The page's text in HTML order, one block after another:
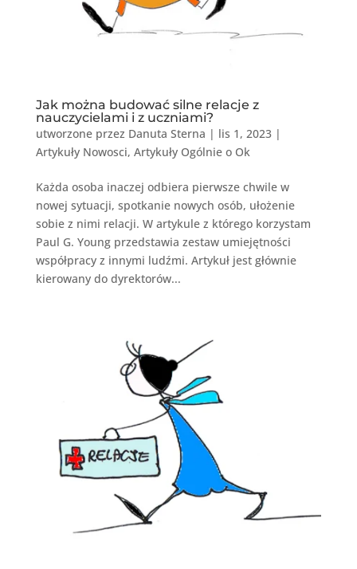
Jak można budować silne relacje z
nauczycielami i z uczniami?
utworzone przez Danuta Sterna | lis 1, 2023|
Artykuły Nowosci, Artykuły Ogólnie o Ok
Każda osoba inaczej odbiera pierwsze chwile w
nowej sytuacji, spotkanie nowych osób, ułożenie
sobie z nimi relacji. W artykule z którego korzystam
Paul G. Young przedstawia zestaw umiejętności
współpracy z innymi ludźmi. Artykuł jest głównie
kierowany do dyrektorów...